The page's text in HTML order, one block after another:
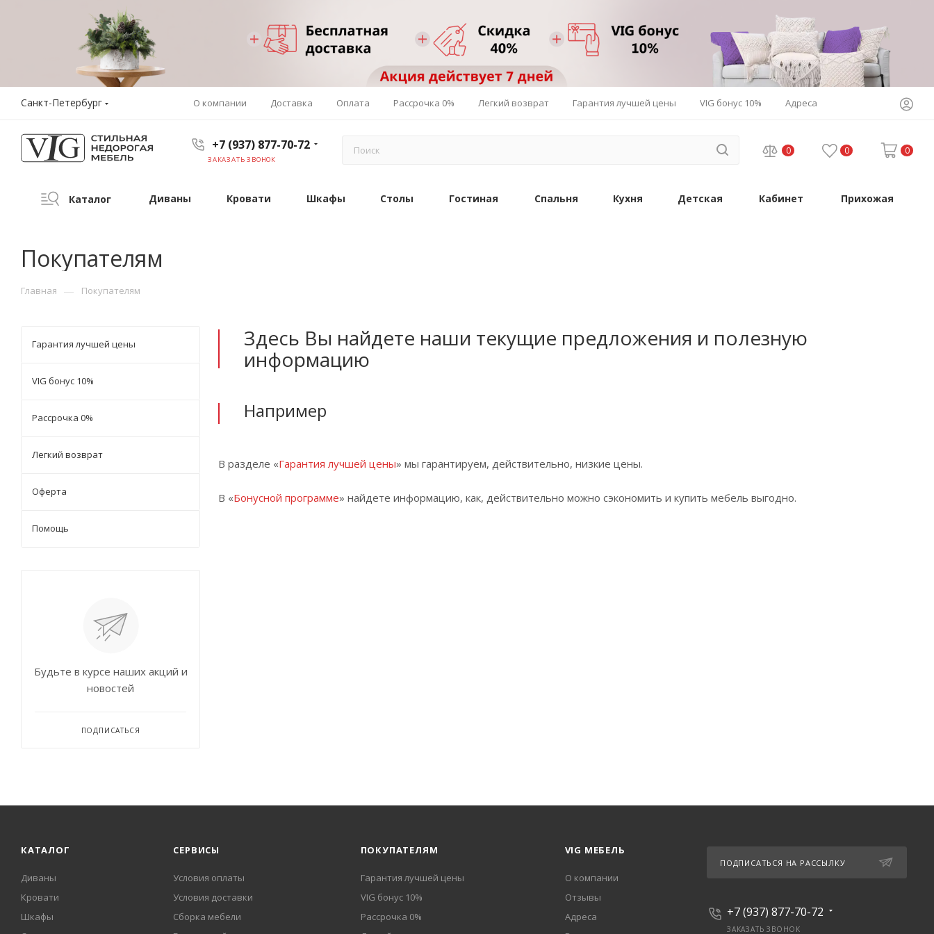
Санкт-Петербург О компании Доставка Оплата Рассрочка 0% Легкий возврат Гарантия лучшей цены VIG бонус 10% Адреса
+7 (937) 877-70-72
ЗАКАЗАТЬ ЗВОНОК
0 0 0
Каталог Диваны Кровати Шкафы Столы Гостиная Спальня Кухня Детская Кабинет Прихожая
Покупателям
Главная — Покупателям
Здесь Вы найдете наши текущие предложения и полезную
информацию
Например
В разделе «Гарантия лучшей цены» мы гарантируем, действительно, низкие цены.
В «Бонусной программе» найдете информацию, как, действительно можно сэкономить и купить мебель выгодно.
Гарантия лучшей цены
VIG бонус 10%
Рассрочка 0%
Легкий возврат
Оферта
Помощь
Будьте в курсе наших акций и
новостей
ПОДПИСАТЬСЯ
КАТАЛОГ
Диваны
Кровати
Шкафы
СЕРВИСЫ
Условия оплаты
Условия доставки
Сборка мебели
ПОКУПАТЕЛЯМ
Гарантия лучшей цены
VIG бонус 10%
Рассрочка 0%
VIG МЕБЕЛЬ
О компании
Отзывы
Адреса
ПОДПИСАТЬСЯ НА РАССЫЛКУ
+7 (937) 877-70-72
ЗАКАЗАТЬ ЗВОНОК